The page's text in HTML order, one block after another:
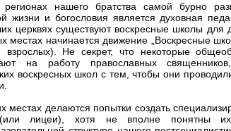
нашего братства самой бурно
жизни и богословия является духовная
церквях существуют воскресные школы для
местах начинается движение „Воскресные
взрослых). Не секрет, что некоторые
на работу православных
воскресных школ с тем, чтобы они
местах делаются попытки создать
лицеи), хотя не вполне понятны